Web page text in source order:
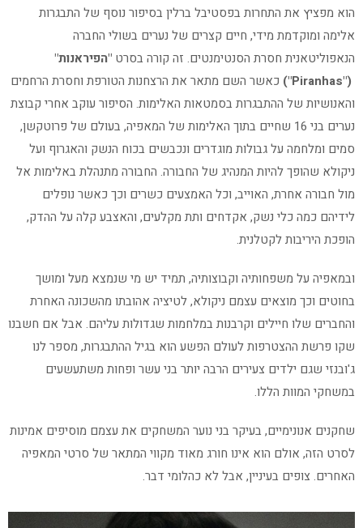
הוא מפציץ את התחרות בפסטיבל ברלין בסיפור נוסף של התבגרות
אלימה ומוקדמת מידי, חיים קצרים של נערים בשולי החברה
הנאפוליטאנית חסרת הסנטימנטים. זה קורה בסרט "הפיראנות"
("Piranhas")
כאשר השם מתאר את הרצחנות הטורפת וחסרת הרחמים
והאנושיות של ההתבגרות בסמטאות האלימות. הסיפור עוקב אחרי קבוצת
נערים בני 16 שחיים בתוך האלימות של המאפיה, בעולם של פרוטקשן,
סמים ומלחמה על גבולות מוגדרים ונכבשים בכוח הנשק והאגרוף ועל
ניקולא שהופך להיות המנהיג של החבורה. החבורה מתנהלת באלימות אל
מול חבורה אחרת, האוייב, וכל האמצעים כשרים וכך כאשר נופלים
לידיהם כמה כלי נשק, אקדחים ותת מקלעים, והאצבע קלה על ההדק,
הופכת היריבות לקטלנית.
ובמאפיה על משפחותיה וקבוצותיה, תמיד יש מי שנמצא מעל ומושך
בחוטים וכך מוצאים עצמם ניקולא, לטיציה אהובתו מהשכונה האחרת
והחברים שלו חיילים וקרבנות במלחמות שגדולות עליהם. אבל אם חשבנו
שקו פרשת ההצטרפות לעולם הפשע הוא בגיל ההתבגרות, מספר לנו
ג'ובנזי שגם ילדים צעירים הרבה יותר בני עשר ופחות משתעשעים
במשחקי המוות הללו.
שחקנים אנונימיים, בעיקר בני נוער המשחקים את עצמם מוסיפים אמינות
לסרט הזה, אולם הוא אינו חורג מאוד מקווי המתאר של סרטי המאפיה
האחרים. צופים בעיניין, אבל לא כהלומי דבר.